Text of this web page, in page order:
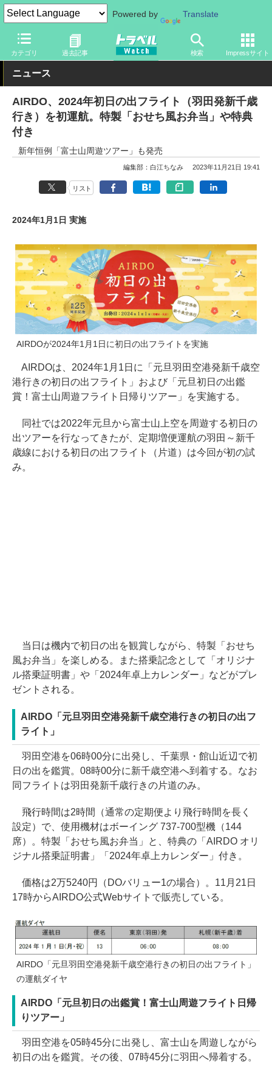
Powered by Translate
カテゴリ 過去記事 検索 Impressサイト
トラベル Watch 企業・政府・官庁 国内エアライン AIRDO
ニュース
AIRDO、2024年初日の出フライト（羽田発新千歳
行き）を初運航。特製「おせち風お弁当」や特典
付き
新年恒例「富士山周遊ツアー」も発売
編集部：白江ちなみ 2023年11月21日 19:41
リスト
2024年1月1日 実施
AIRDOが2024年1月1日に初日の出フライトを実施
AIRDOは、2024年1月1日に「元旦羽田空港発新千歳空
港行きの初日の出フライト」および「元旦初日の出鑑
賞！富士山周遊フライト日帰りツアー」を実施する。
同社では2022年元旦から富士山上空を周遊する初日の
出ツアーを行なってきたが、定期増便運航の羽田～新千
歳線における初日の出フライト（片道）は今回が初の試
み。
当日は機内で初日の出を観賞しながら、特製「おせち
風お弁当」を楽しめる。また搭乗記念として「オリジナ
ル搭乗証明書」や「2024年卓上カレンダー」などがプレ
ゼントされる。
AIRDO「元旦羽田空港発新千歳空港行きの初日の出フ
ライト」
羽田空港を06時00分に出発し、千葉県・館山近辺で初
日の出を鑑賞。08時00分に新千歳空港へ到着する。なお
同フライトは羽田発新千歳行きの片道のみ。
飛行時間は2時間（通常の定期便より飛行時間を長く
設定）で、使用機材はボーイング 737-700型機（144
席）。特製「おせち風お弁当」と、特典の「AIRDO オリ
ジナル搭乗証明書」「2024年卓上カレンダー」付き。
価格は2万5240円（DOバリュー1の場合）。11月21日
17時からAIRDO公式Webサイトで販売している。
AIRDO「元旦羽田空港発新千歳空港行きの初日の出フライト」
の運航ダイヤ
AIRDO「元旦初日の出鑑賞！富士山周遊フライト日帰
りツアー」
羽田空港を05時45分に出発し、富士山を周遊しながら
初日の出を鑑賞。その後、07時45分に羽田へ帰着する。